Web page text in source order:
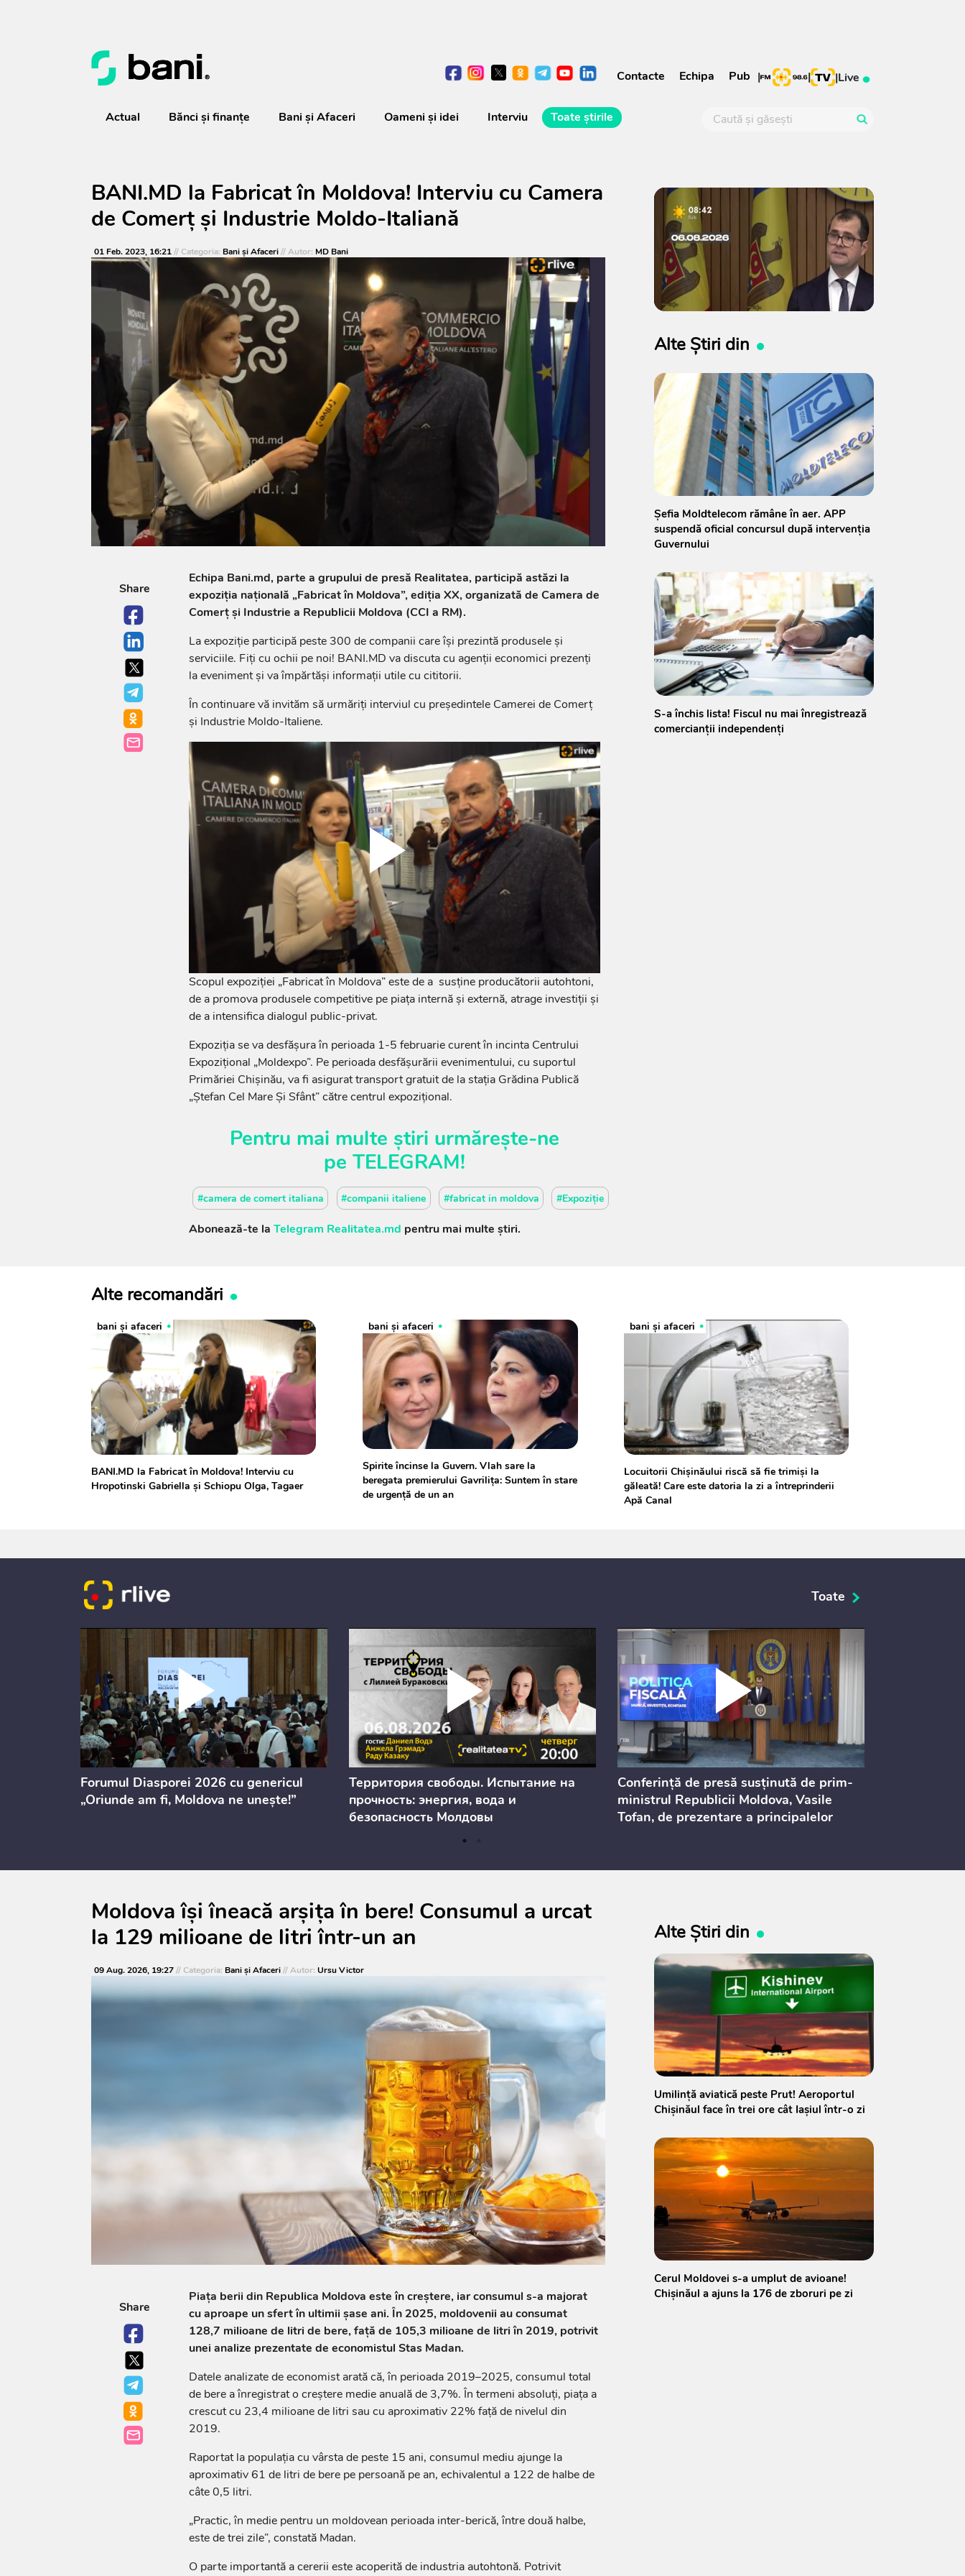
Contacte Echipa Pub | | |Live
Actual Bănci şi finanţe Bani și Afaceri Oameni şi idei Interviu Toate știrile
BANI.MD la Fabricat în Moldova! Interviu cu Camera
de Comerț și Industrie Moldo-Italiană
01 Feb. 2023, 16:21// Categoria: Bani și Afaceri// Autor: MD Bani
Share
Echipa Bani.md, parte a grupului de presă Realitatea, participă astăzi la
expoziția națională „Fabricat în Moldova”, ediția XX, organizată de Camera de
Comerț și Industrie a Republicii Moldova (CCI a RM).
La expoziție participă peste 300 de companii care își prezintă produsele și
serviciile. Fiți cu ochii pe noi! BANI.MD va discuta cu agenții economici prezenți
la eveniment și va împărtăși informații utile cu cititorii.
În continuare vă invităm să urmăriți interviul cu președintele Camerei de Comerț
și Industrie Moldo-Italiene.
Scopul expoziției „Fabricat în Moldova” este de a susține producătorii autohtoni,
de a promova produsele competitive pe piața internă și externă, atrage investiții și
de a intensifica dialogul public-privat.
Expoziția se va desfășura în perioada 1-5 februarie curent în incinta Centrului
Expozițional „Moldexpo”. Pe perioada desfășurării evenimentului, cu suportul
Primăriei Chișinău, va fi asigurat transport gratuit de la stația Grădina Publică
„Ștefan Cel Mare Și Sfânt” către centrul expozițional.
Pentru mai multe știri urmărește-ne
pe TELEGRAM!
#camera de comert italiana #companii italiene #fabricat in moldova #Expoziție
Abonează-te la Telegram Realitatea.md pentru mai multe știri.
Alte Știri din
Șefia Moldtelecom rămâne în aer. APP
suspendă oficial concursul după intervenția
Guvernului
S-a închis lista! Fiscul nu mai înregistrează
comercianții independenți
Alte recomandări
bani și afaceri
BANI.MD la Fabricat în Moldova! Interviu cu
Hropotinski Gabriella și Schiopu Olga, Tagaer
bani și afaceri
Spirite încinse la Guvern. Vlah sare la
beregata premierului Gavrilița: Suntem în stare
de urgență de un an
bani și afaceri
Locuitorii Chișinăului riscă să fie trimiși la
găleată! Care este datoria la zi a întreprinderii
Apă Canal
Toate
Forumul Diasporei 2026 cu genericul
„Oriunde am fi, Moldova ne unește!”
Территория свободы. Испытание на
прочность: энергия, вода и
безопасность Молдовы
Conferință de presă susținută de prim-
ministrul Republicii Moldova, Vasile
Tofan, de prezentare a principalelor
consultărilor publice
Moldova își îneacă arșița în bere! Consumul a urcat
la 129 milioane de litri într-un an
09 Aug. 2026, 19:27// Categoria: Bani și Afaceri// Autor: Ursu Victor
Share
Piața berii din Republica Moldova este în creștere, iar consumul s-a majorat
cu aproape un sfert în ultimii șase ani. În 2025, moldovenii au consumat
128,7 milioane de litri de bere, față de 105,3 milioane de litri în 2019, potrivit
unei analize prezentate de economistul Stas Madan.
Datele analizate de economist arată că, în perioada 2019–2025, consumul total
de bere a înregistrat o creștere medie anuală de 3,7%. În termeni absoluți, piața a
crescut cu 23,4 milioane de litri sau cu aproximativ 22% față de nivelul din
2019.
Raportat la populația cu vârsta de peste 15 ani, consumul mediu ajunge la
aproximativ 61 de litri de bere pe persoană pe an, echivalentul a 122 de halbe de
câte 0,5 litri.
„Practic, în medie pentru un moldovean perioada inter-berică, între două halbe,
este de trei zile”, constată Madan.
O parte importantă a cererii este acoperită de industria autohtonă. Potrivit
Alte Știri din
Umilință aviatică peste Prut! Aeroportul
Chișinăul face în trei ore cât Iașiul într-o zi
Cerul Moldovei s-a umplut de avioane!
Chișinăul a ajuns la 176 de zboruri pe zi